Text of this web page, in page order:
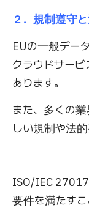
２．規制遵守
EUの一般デー
クラウドサー
あります。
また、多くの
しい規制や法
ISO/IEC
要件を満たす